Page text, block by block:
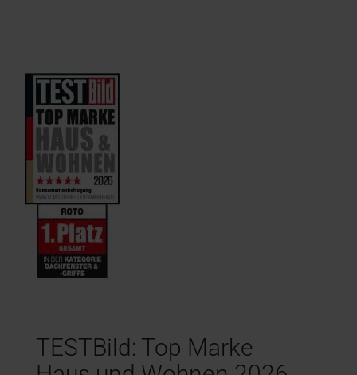
TESTBild: Top Marke